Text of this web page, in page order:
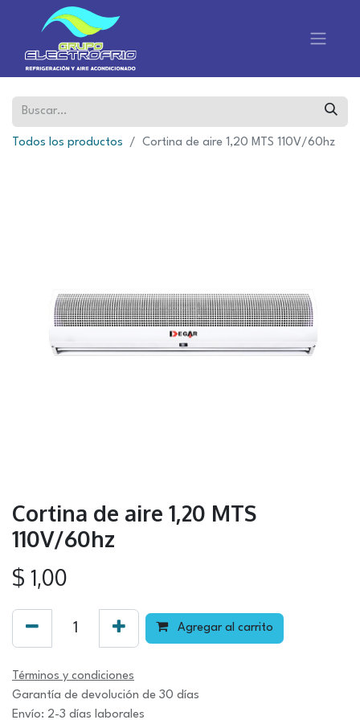
Todos los productos Cortina de aire 1,20 MTS 110V/60hz
Cortina de aire 1,20 MTS
110V/60hz
$ 1,00
Agregar al carrito
Términos y condiciones
Garantía de devolución de 30 días
Envío: 2-3 días laborales